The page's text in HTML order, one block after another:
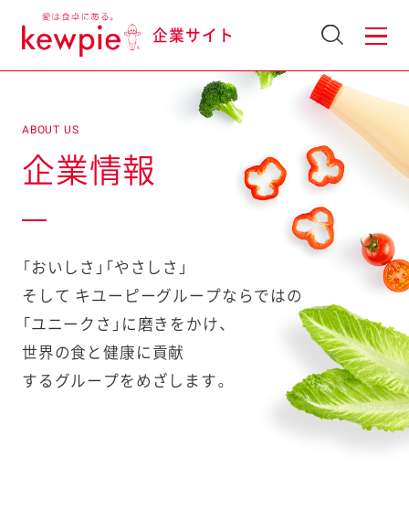
企業サイト
ABOUT US
企業情報
「おいしさ」「やさしさ」
そして キユーピーグループならではの
「ユニークさ」に磨きをかけ、
世界の食と健康に貢献
するグループをめざします。